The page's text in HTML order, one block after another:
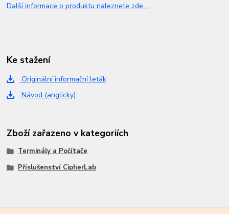
Další informace o produktu naleznete zde ....
Ke stažení
Originální informační leták
Návod (anglicky)
Zboží zařazeno v kategoriích
Terminály a Počítače
Příslušenství CipherLab